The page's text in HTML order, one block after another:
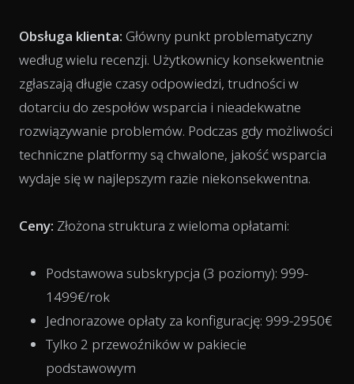
Obsługa klienta: Główny punkt problematyczny
według wielu recenzji. Użytkownicy konsekwentnie
zgłaszają długie czasy odpowiedzi, trudności w
dotarciu do zespołów wsparcia i nieadekwatne
rozwiązywanie problemów. Podczas gdy możliwości
techniczne platformy są chwalone, jakość wsparcia
wydaje się w najlepszym razie niekonsekwentna.
Ceny: Złożona struktura z wieloma opłatami:
Podstawowa subskrypcja (3 poziomy): 999-
1499€/rok
Jednorazowe opłaty za konfigurację: 999-2950€
Tylko 2 przewoźników w pakiecie
podstawowym